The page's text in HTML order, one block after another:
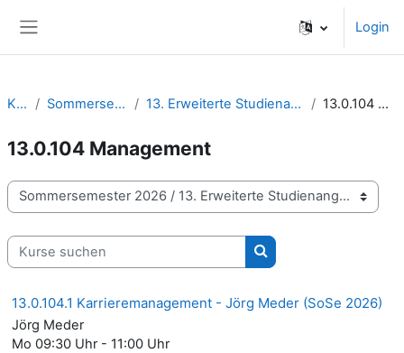
Login
Kurse Sommersemester 2026 13. Erweiterte Studienangebote | Wahlmodule 13.0.104 Management
13.0.104 Management
Kursbereiche
Kurse suchen
Kurse suchen
13.0.104.1 Karrieremanagement - Jörg Meder (SoSe 2026)
Jörg Meder
Mo 09:30 Uhr - 11:00 Uhr